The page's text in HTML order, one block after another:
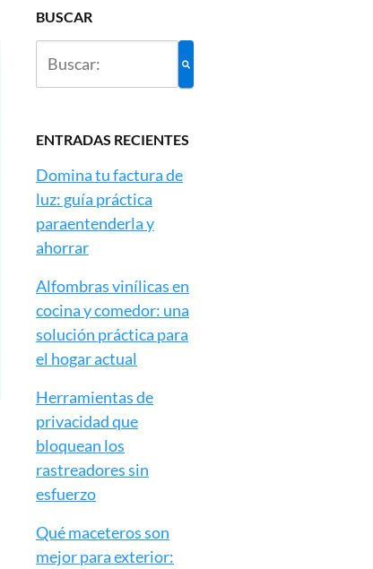
BUSCAR
ENTRADAS RECIENTES
Domina tu factura de
luz: guía práctica
paraentenderla y
ahorrar
Alfombras vinílicas en
cocina y comedor: una
solución práctica para
el hogar actual
Herramientas de
privacidad que
bloquean los
rastreadores sin
esfuerzo
Qué maceteros son
mejor para exterior: